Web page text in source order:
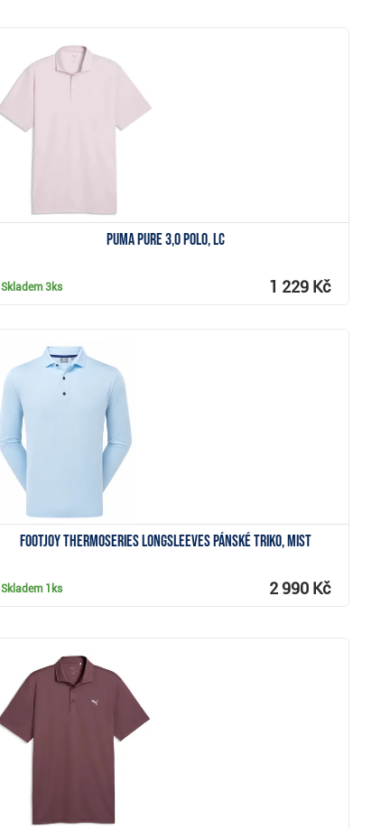
Puma Pure 3,0 polo, LC
Skladem3ks 1 229 Kč
FootJoy ThermoSeries Longsleeves pánské triko, mist
Skladem 1ks 2 990 Kč